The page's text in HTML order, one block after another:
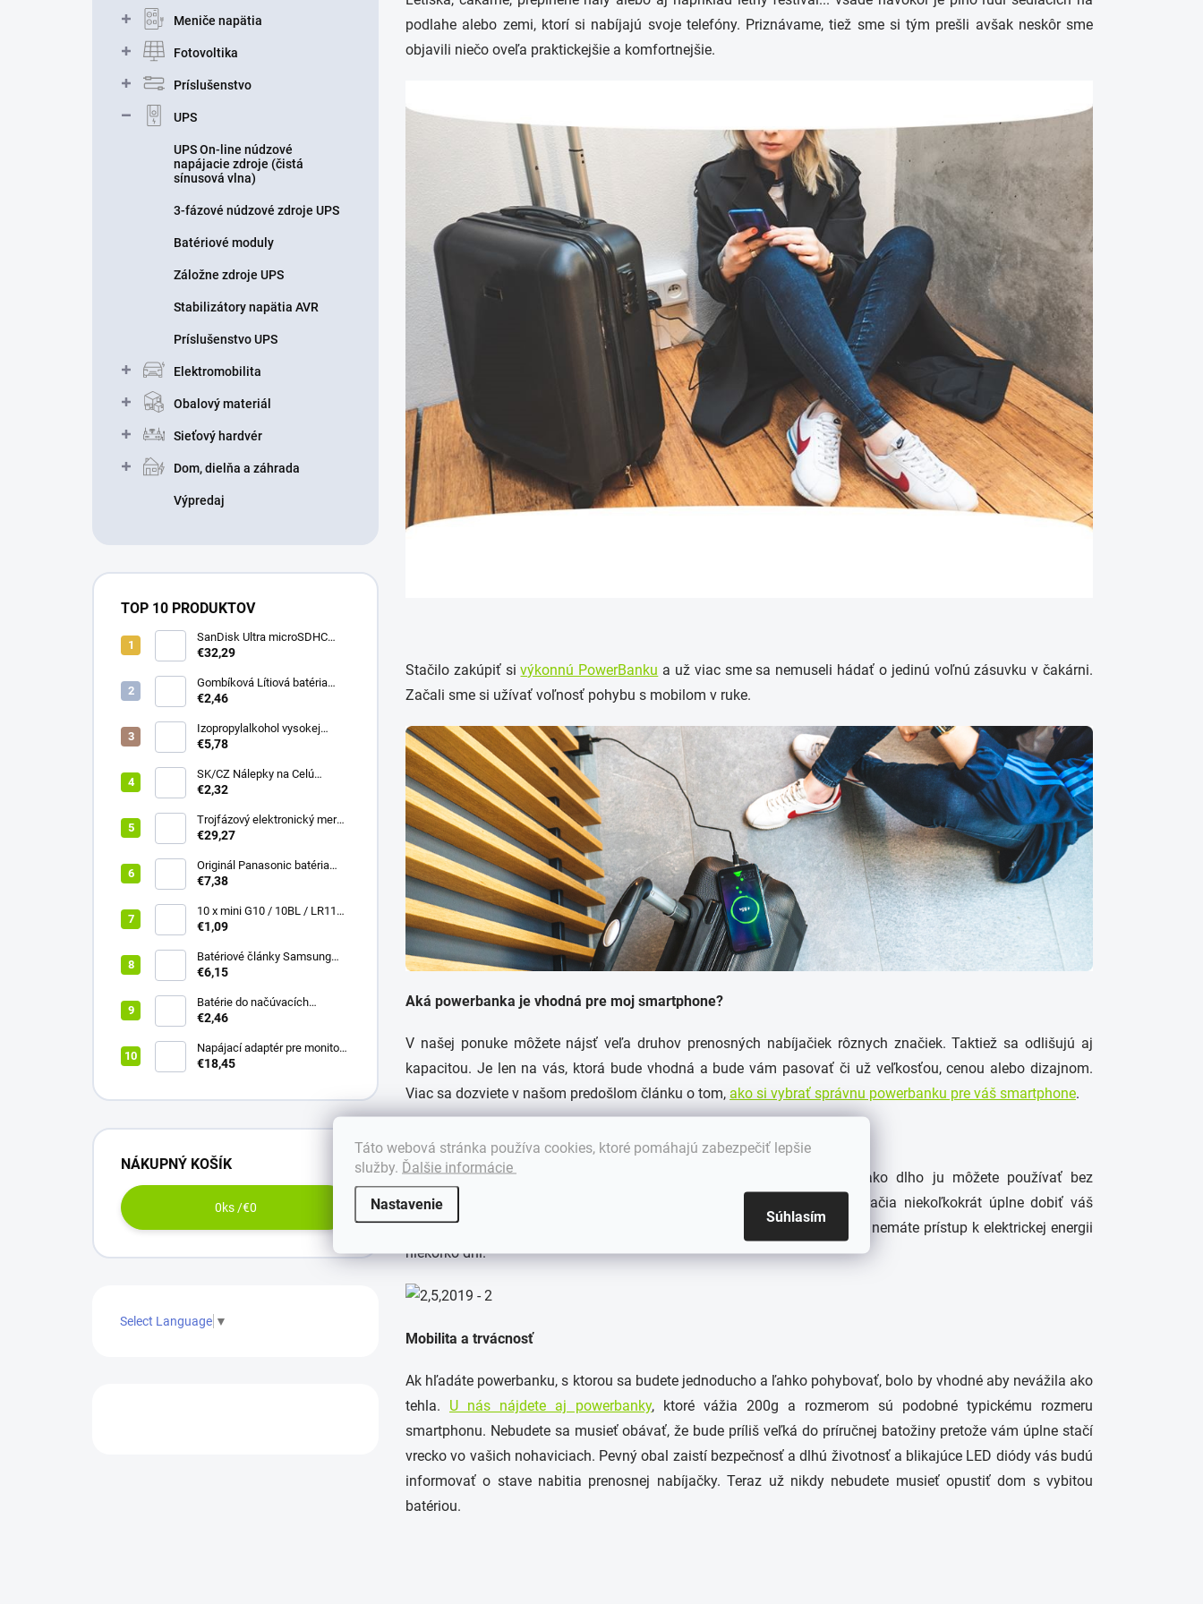
Táto webová stránka používa cookies, ktoré pomáhajú zabezpečiť lepšie
služby. Ďalšie informácie
Nastavenie
Súhlasím
Meniče napätia
Fotovoltika
Príslušenstvo
UPS
UPS On-line núdzové
napájacie zdroje (čistá
sínusová vlna)
3-fázové núdzové zdroje UPS
Batériové moduly
Záložne zdroje UPS
Stabilizátory napätia AVR
Príslušenstvo UPS
Elektromobilita
Obalový materiál
Sieťový hardvér
Dom, dielňa a záhrada
Výpredaj
TOP 10 PRODUKTOV
SanDisk Ultra microSDHC
32GB 100MB/s + adaptér
€32,29
Gombíková Lítiová batéria
€2,46
Izopropylalkohol vysokej
čistoty IPA 99,9% 1000 ml –
prostriedok pre elektroniku a
optiku
€5,78
SK/CZ Nálepky na Celú
Klávesnicu - Notebook & PC
€2,32
Trojfázový elektronický merač
Qoltec | Merač spotreby
100A | LCD | 4P
€29,27
Originál Panasonic batéria
NCR18650B 3400mAh 3,6V Li-
akumuláto
€7,38
10 x mini G10 / 10BL / LR1130
Alkalická batéria everActive
€1,09
Batériové články Samsung
INR18650 25R 2500mAh 20A
€6,15
Batérie do načúvacích
prístrojov Power One Varta
€2,46
Napájací adaptér pre monitor
LG 40W | 19V | 2.1A | 6.5*4.4 |
€18,45
NÁKUPNÝ KOŠÍK
0ks /€0
Select Language ▼
podlahe alebo zemi, ktorí si nabíjajú svoje telefóny. Priznávame, tiež sme si tým prešli avšak neskôr sme
objavili niečo oveľa praktickejšie a komfortnejšie.
Stačilo zakúpiť sivýkonnú PowerBanku a už viac sme sa nemuseli hádať o jedinú voľnú zásuvku v čakárni.
Začali sme si užívať voľnosť pohybu s mobilom v ruke.
Aká powerbanka je vhodná pre moj smartphone?
V našej ponuke môžete nájsť veľa druhov prenosných nabíjačiek rôznych značiek. Taktiež sa odlišujú aj
kapacitou. Je len na vás, ktorá bude vhodná a bude vám pasovať či už veľkosťou, cenou alebo dizajnom.
Viac sa dozviete v našom predošlom článku o tom, ako si vybrať správnu powerbanku pre váš smartphone.
V prvom rade venujte pozornosť
. Povie vám, ako dlho ju môžete používať bez
opätovného nabíjania. Prenosné nabíjačky s kapacitou 10000 mAh stačia niekoľkokrát úplne dobiť váš
smartphone. Tak si ju môžete vziať so sebou na akúkoľvek cestu, aj keď nemáte prístup k elektrickej energii
niekoľko dní.
Mobilita a trvácnosť
Ak hľadáte powerbanku, s ktorou sa budete jednoducho a ľahko pohybovať, bolo by vhodné aby nevážila ako
tehla. U nás nájdete aj powerbanky, ktoré vážia 200g a rozmerom sú podobné typickému rozmeru
smartphonu. Nebudete sa musieť obávať, že bude príliš veľká do príručnej batožiny pretože vám úplne stačí
vrecko vo vašich nohaviciach. Pevný obal zaistí bezpečnosť a dlhú životnosť a blikajúce LED diódy vás budú
informovať o stave nabitia prenosnej nabíjačky. Teraz už nikdy nebudete musieť opustiť dom s vybitou
batériou.